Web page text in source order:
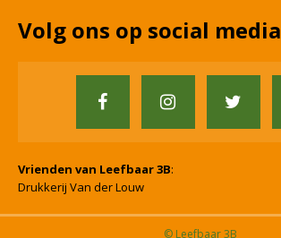
Volg ons op social media
Vrienden van Leefbaar 3B:
Drukkerij Van der Louw
© Leefbaar 3B